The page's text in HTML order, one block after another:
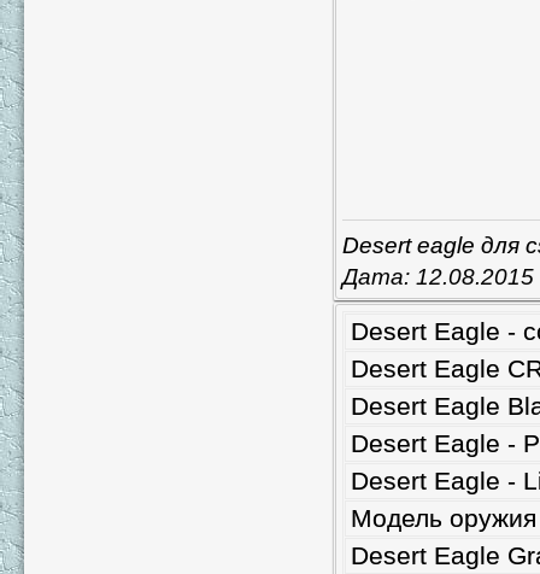
Desert eagle для
Дата: 12.08.2015
Desert Eagle -
Desert Eagle
Desert Eagle
Desert Eagle -
Desert Eagle -
Модель оружия
Desert Eagle